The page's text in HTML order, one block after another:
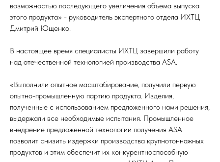
возможностью последующего увеличения объема выпуска
этого продукта» - руководитель экспертного отдела ИХТЦ
Дмитрий Ющенко.
В настоящее время специалисты ИХТЦ завершили работу
над отечественной технологией производства ASA.
«Выполнили опытное масштабирование, получили первую
опытно-промышленную партию продукта. Изделия,
полученные с использованием предложенного нами решения,
выдержали все необходимые испытания. Промышленное
внедрение предложенной технологии получения ASA
позволит снизить издержки производства крупнотоннажных
продуктов и этим обеспечит их конкурентноспособную